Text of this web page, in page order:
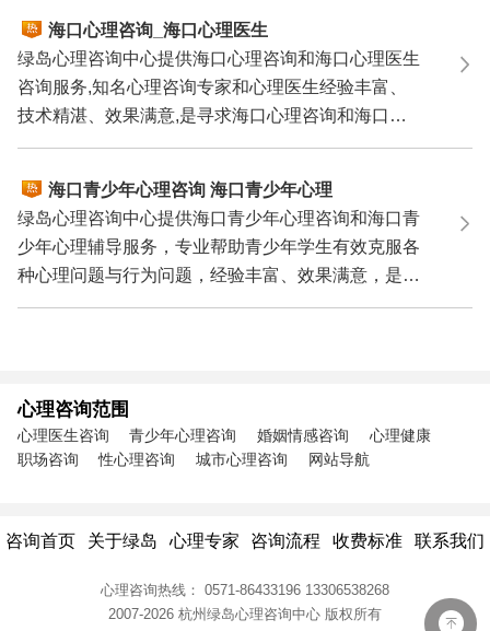
海口心理咨询_海口心理医生
绿岛心理咨询中心提供海口心理咨询和海口心理医生
咨询服务,知名心理咨询专家和心理医生经验丰富、
技术精湛、效果满意,是寻求海口心理咨询和海口心
理医生咨询...
海口青少年心理咨询 海口青少年心理
辅导 海口青少年心理专家
绿岛心理咨询中心提供海口青少年心理咨询和海口青
少年心理辅导服务，专业帮助青少年学生有效克服各
种心理问题与行为问题，经验丰富、效果满意，是您
寻求海口...
心理咨询范围
心理医生咨询 青少年心理咨询 婚姻情感咨询
心理健康
职场咨询
性心理咨询 城市心理咨询 网站导航
咨询首页 关于绿岛 心理专家 咨询流程 收费标准 联系我们
心理咨询热线： 0571-86433196 13306538268
2007-2026 杭州绿岛心理咨询中心 版权所有